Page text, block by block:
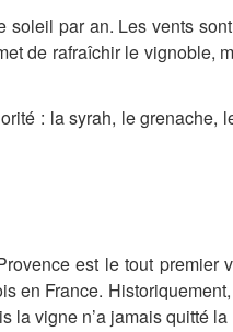
par an. Les vents
de rafraîchir le vignoble,
: la syrah, le grenache,
est le tout premier
en France.
la vigne n’a jamais quitté la